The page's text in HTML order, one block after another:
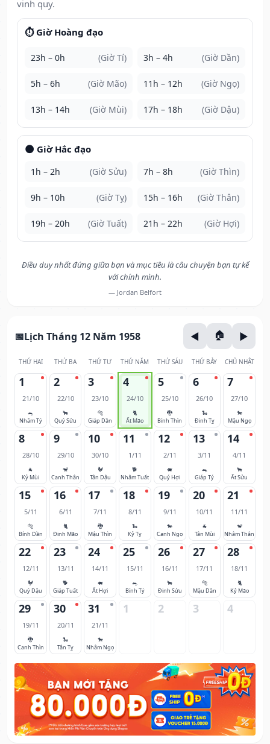
vinh quy.
⏱️ Giờ Hoàng đạo
23h – 0h (Giờ Tí) 3h – 4h (Giờ Dần)
5h – 6h (Giờ Mão) 11h – 12h (Giờ Ngọ)
13h – 14h (Giờ Mùi) 17h – 18h (Giờ Dậu)
🌑 Giờ Hắc đạo
1h – 2h (Giờ Sửu) 7h – 8h (Giờ Thìn)
9h – 10h (Giờ Tỵ) 15h – 16h (Giờ Thân)
19h – 20h (Giờ Tuất) 21h – 22h (Giờ Hợi)
Điều duy nhất đứng giữa bạn và mục tiêu là câu chuyện bạn tự kể
với chính mình.
— Jordan Belfort
Lịch Tháng 12 Năm 1958
THỨ HAI THỨ BA THỨ TƯ THỨ NĂM THỨ SÁU THỨ BẢY CHỦ NHẬT
1
21/10
🐀
Nhâm Tý
2
22/10
🐂
Quý Sửu
3
23/10
🐅
Giáp Dần
4
24/10
🐈
Ất Mão
5
25/10
🐉
Bính Thìn
6
26/10
🐍
Đinh Tỵ
7
27/10
🐎
Mậu Ngọ
8
28/10
🐐
Kỷ Mùi
9
29/10
🐒
Canh Thân
10
30/10
🐓
Tân Dậu
11
1/11
🐕
Nhâm Tuất
12
2/11
🐖
Quý Hợi
13
3/11
🐀
Giáp Tý
14
4/11
🐂
Ất Sửu
15
5/11
🐅
Bính Dần
16
6/11
🐈
Đinh Mão
17
7/11
🐉
Mậu Thìn
18
8/11
🐍
Kỷ Tỵ
19
9/11
🐎
Canh Ngọ
20
10/11
🐐
Tân Mùi
21
11/11
🐒
Nhâm Thân
22
12/11
🐓
Quý Dậu
23
13/11
🐕
Giáp Tuất
24
14/11
🐖
Ất Hợi
25
15/11
🐀
Bính Tý
26
16/11
🐂
Đinh Sửu
27
17/11
🐅
Mậu Dần
28
18/11
🐈
Kỷ Mão
29
19/11
🐉
Canh Thìn
30
20/11
🐍
Tân Tỵ
31
21/11
🐎
Nhâm Ngọ
1 2 3 4